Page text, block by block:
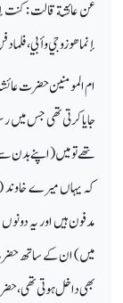
عن ‏ ‏عائشة ‏ ‏قالت : ‏ ‏كنت
إنما هو زوجي وأبي ، فلما
ام المومنین حضرت
جایا کرتی تھی جس
تھے تو میں (اپنے بدن
کہ یہاں میرے
مدفون ہیں اور یہ
میں) ان کے ساتھ حضرت
بھی داخل ہوتی تھی،